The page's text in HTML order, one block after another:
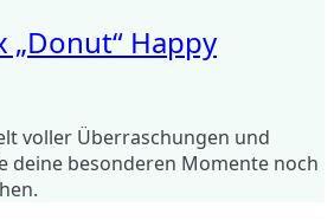
„Donut“ Happy
voller Überraschungen und
deine besonderen Momente noch